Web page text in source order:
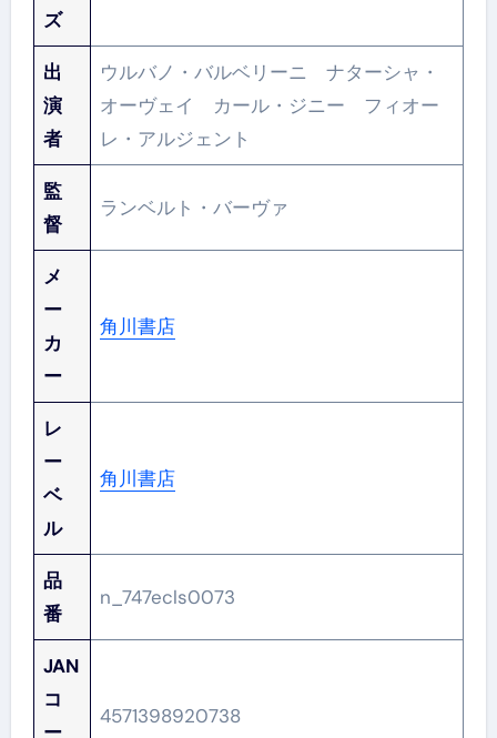
ズ
出
演
者
ウルバノ・バルベリーニ ナターシャ・
オーヴェイ カール・ジニー フィオー
レ・アルジェント
監
督
ランベルト・バーヴァ
メ
ー
カ
ー
角川書店
レ
ー
ベ
ル
角川書店
品
番
n_747ecls0073
JAN
コ
ー
4571398920738